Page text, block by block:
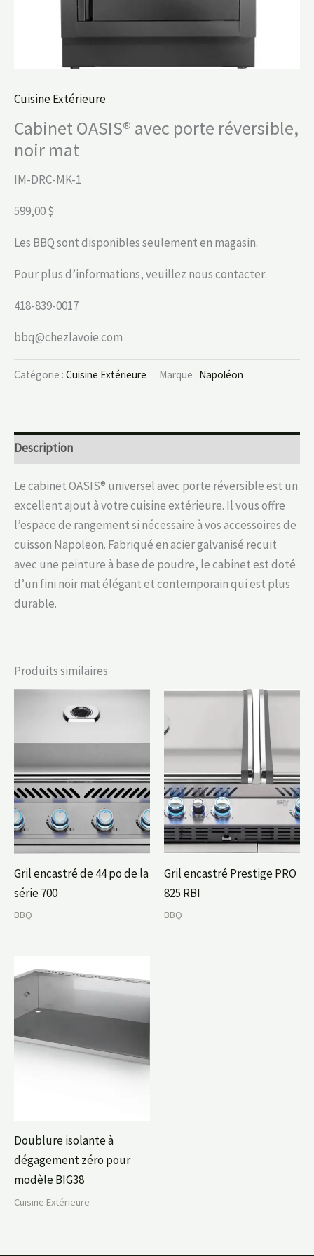
Cuisine Extérieure
Cabinet OASIS® avec porte réversible,
noir mat
IM-DRC-MK-1
599,00 $
Les BBQ sont disponibles seulement en magasin.
Pour plus d’informations, veuillez nous contacter:
418-839-0017
bbq@chezlavoie.com
Catégorie : Cuisine Extérieure Marque : Napoléon
Description
Le cabinet OASIS® universel avec porte réversible est un
excellent ajout à votre cuisine extérieure. Il vous offre
l’espace de rangement si nécessaire à vos accessoires de
cuisson Napoleon. Fabriqué en acier galvanisé recuit
avec une peinture à base de poudre, le cabinet est doté
d’un fini noir mat élégant et contemporain qui est plus
durable.
Produits similaires
Gril encastré de 44 po de la
série 700
BBQ
Gril encastré Prestige PRO
825 RBI
BBQ
Doublure isolante à
dégagement zéro pour
modèle BIG38
Cuisine Extérieure